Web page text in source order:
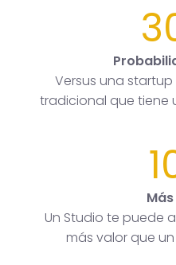
Versus una
tradicional que tiene
Un Studio te puede
más valor que